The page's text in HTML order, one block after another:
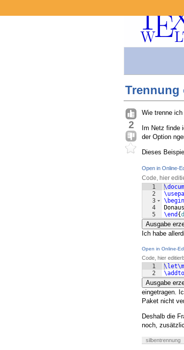
Trennung
2
Wie trenne
Im Netz finde
der Option
Dieses
Open in Online-
Code, hier
1
2
3
4
5
\begin
\end {
Ausgabe
Ich habe
Open in Online-
Code, hier
1
2
Ausgabe
eingetragen.
Paket nicht
Deshalb die
noch,
silbentrennung